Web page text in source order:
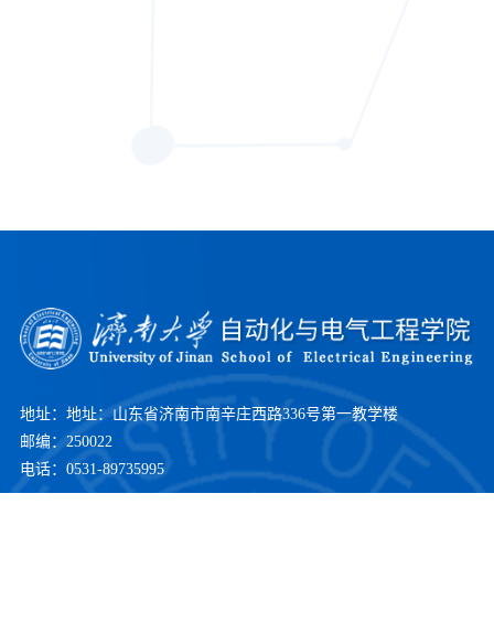
地址：地址：山东省济南市南辛庄西路336号第一教学楼
邮编：250022
电话：0531-89735995